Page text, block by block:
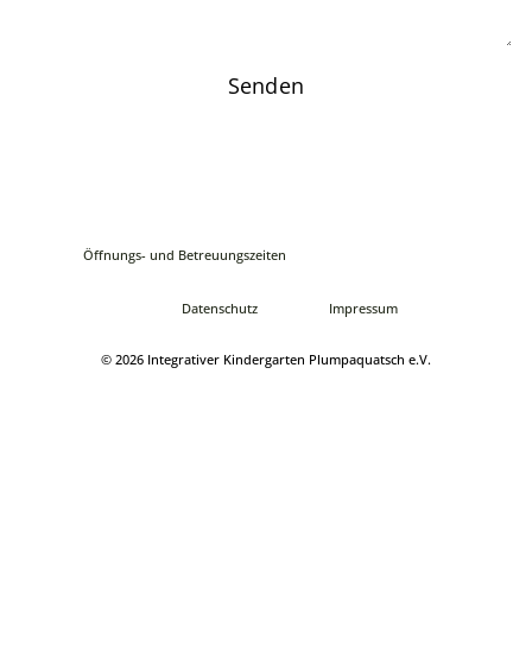
Senden
Öffnungs- und Betreuungszeiten
Datenschutz Impressum
© 2026 Integrativer Kindergarten Plumpaquatsch e.V.